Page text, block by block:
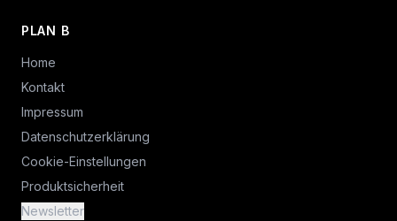
PLAN B
Home
Kontakt
Impressum
Datenschutzerklärung
Cookie-Einstellungen
Produktsicherheit
Newsletter